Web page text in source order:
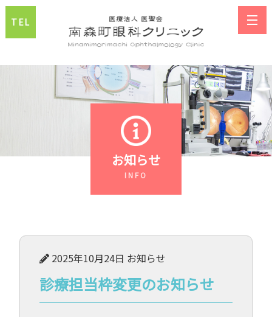
TEL
お知らせ
2025年10月24日 お知らせ
診療担当枠変更のお知らせ